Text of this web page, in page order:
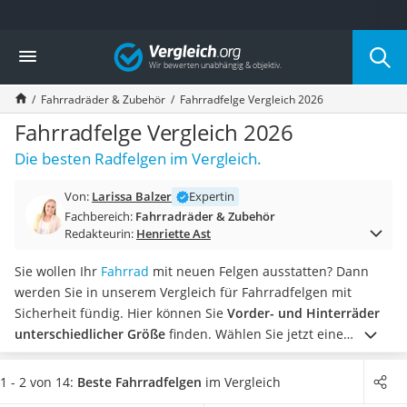
Die beliebtesten Vergleiche nach Kategorie
Freizeit & Sport
Gartentrampolin
Trampolin
Metalldetektor
Eufab-Fahrradträger
Trampolin 366 cm
Aluminium-Koffer
Futterboot
E-Bike-Dreirad
Trekkingschuhe Herren
Reisetasche mit Rollen
Klimmzugstation
Koffer
Nachtsichtgerät
Vergleich
Fahrradräder & Zubehör Fahrradfelge Vergleich 2026
Fahrradfelge Vergleich 2026
Die besten Radfelgen im Vergleich.
Von: Larissa Balzer
Expertin
Fachbereich: Fahrradräder & Zubehör
Redakteurin: Henriette Ast
Sie wollen Ihr Fahrrad mit neuen Felgen ausstatten? Dann
werden Sie in unserem Vergleich für Fahrradfelgen mit
Sicherheit fündig. Hier können Sie Vorder- und Hinterräder
unterschiedlicher Größe finden. Wählen Sie jetzt eine
Fahrradfelge aus Aluminium mit Hohlachseund erfreuen Sie
sich an einerrobusten, aber leichtgewichtigen Fahrradfelge
1 - 2 von 14: Beste Fahrradfelgen im Vergleich